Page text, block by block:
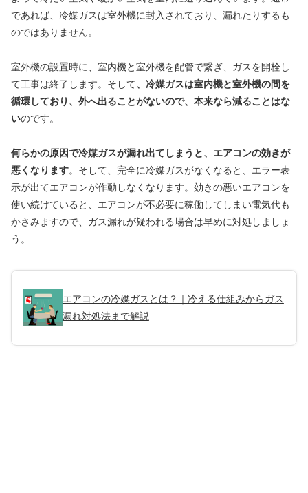
であれば、冷媒ガスは室外機に封入されており、漏れたりするも
のではありません。
室外機の設置時に、室内機と室外機を配管で繋ぎ、ガスを開栓し
て工事は終了します。そして、冷媒ガスは室内機と室外機の間を
循環しており、外へ出ることがないので、本来なら減ることはな
いのです。
何らかの原因で冷媒ガスが漏れ出てしまうと、エアコンの効きが
悪くなります。そして、完全に冷媒ガスがなくなると、エラー表
示が出てエアコンが作動しなくなります。効きの悪いエアコンを
使い続けていると、エアコンが不必要に稼働してしまい電気代も
かさみますので、ガス漏れが疑われる場合は早めに対処しましょ
う。
エアコンの冷媒ガスとは？｜冷える仕組みからガス
漏れ対処法まで解説